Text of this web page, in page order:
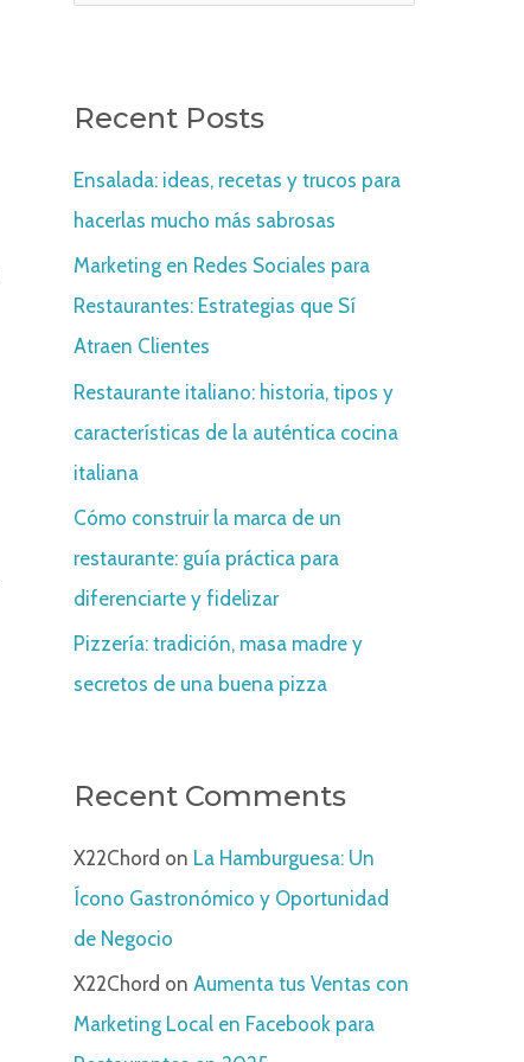
r
h
f
o
r
:
Recent Posts
Ensalada: ideas, recetas y trucos para
hacerlas mucho más sabrosas
Marketing en Redes Sociales para
Restaurantes: Estrategias que Sí
Atraen Clientes
Restaurante italiano: historia, tipos y
características de la auténtica cocina
italiana
Cómo construir la marca de un
restaurante: guía práctica para
diferenciarte y fidelizar
Pizzería: tradición, masa madre y
secretos de una buena pizza
Recent Comments
X22Chord on La Hamburguesa: Un
Ícono Gastronómico y Oportunidad
de Negocio
X22Chord on Aumenta tus Ventas con
Marketing Local en Facebook para